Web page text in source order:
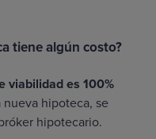
tiene algún costo?
viabilidad es 100%
hipoteca, se
hipotecario.